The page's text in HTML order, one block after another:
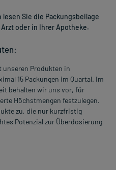
Sie die Packungsbeilage
oder in Ihrer Apotheke.
unseren Produkten in
15 Packungen im Quartal. Im
behalten wir uns vor, für
Höchstmengen festzulegen.
zu, die nur kurzfristig
Potenzial zur Überdosierung